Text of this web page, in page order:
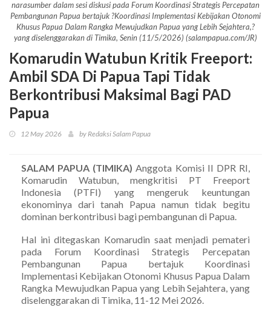
narasumber dalam sesi diskusi pada Forum Koordinasi Strategis Percepatan
Pembangunan Papua bertajuk ?Koordinasi Implementasi Kebijakan Otonomi
Khusus Papua Dalam Rangka Mewujudkan Papua yang Lebih Sejahtera,?
yang diselenggarakan di Timika, Senin (11/5/2026) (salampapua.com/JR)
Komarudin Watubun Kritik Freeport:
Ambil SDA Di Papua Tapi Tidak
Berkontribusi Maksimal Bagi PAD
Papua
12 May 2026 by Redaksi Salam Papua
SALAM PAPUA (TIMIKA) Anggota Komisi II DPR RI,
Komarudin Watubun, mengkritisi PT Freeport
Indonesia (PTFI) yang mengeruk keuntungan
ekonominya dari tanah Papua namun tidak begitu
dominan berkontribusi bagi pembangunan di Papua.
Hal ini ditegaskan Komarudin saat menjadi pemateri
pada Forum Koordinasi Strategis Percepatan
Pembangunan Papua bertajuk Koordinasi
Implementasi Kebijakan Otonomi Khusus Papua Dalam
Rangka Mewujudkan Papua yang Lebih Sejahtera, yang
diselenggarakan di Timika, 11-12 Mei 2026.